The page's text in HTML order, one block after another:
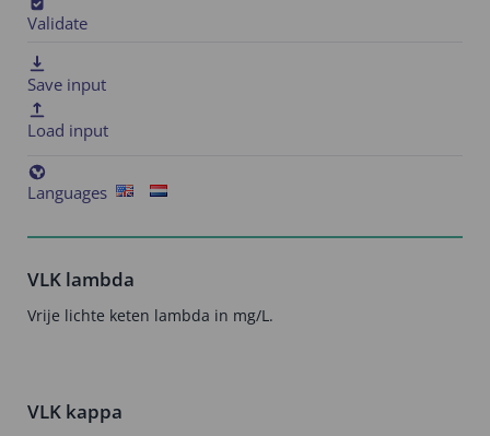
Validate
Save input
Load input
Languages
VLK lambda
Vrije lichte keten lambda in mg/L.
VLK kappa